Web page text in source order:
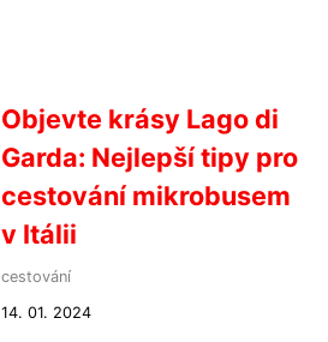
Objevte krásy Lago di
Garda: Nejlepší tipy pro
cestování mikrobusem
v Itálii
cestování
14. 01. 2024